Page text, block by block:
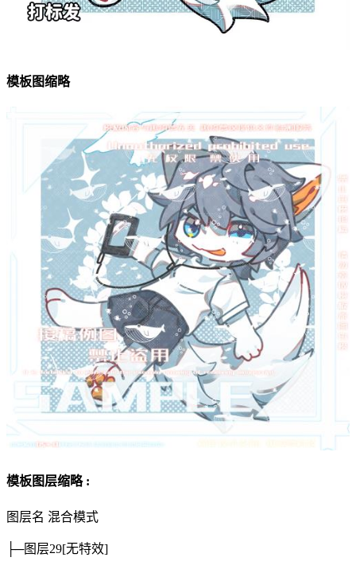
模板图缩略
模板图层缩略 :
图层名 混合模式
├─图层29[无特效]